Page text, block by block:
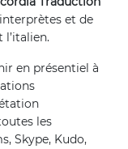
et de
en présentiel à
les
Skype, Kudo,